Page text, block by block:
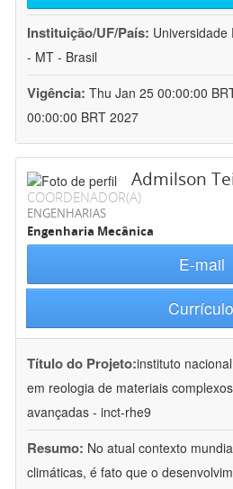
Instituição/UF/País: Universidade
- MT - Brasil
Vigência: Thu Jan 25 00:00:00
00:00:00 BRT 2027
Admilson
COORDENADOR(A)
ENGENHARIAS
Engenharia Mecânica
E-mail
Currículo
Título do Projeto:instituto
em reologia de materiais
avançadas - inct-rhe9
Resumo: No atual contexto
climáticas, é fato que o